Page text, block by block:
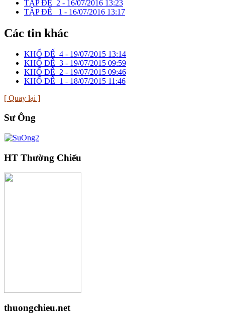
TẬP ĐẾ_2 - 16/07/2016 13:23
TẬP ĐẾ _1 - 16/07/2016 13:17
Các tin khác
KHỔ ĐẾ_4 - 19/07/2015 13:14
KHỔ ĐẾ_3 - 19/07/2015 09:59
KHỔ ĐẾ_2 - 19/07/2015 09:46
KHỔ ĐẾ_1 - 18/07/2015 11:46
[ Quay lại ]
Sư Ông
HT Thường Chiếu
thuongchieu.net